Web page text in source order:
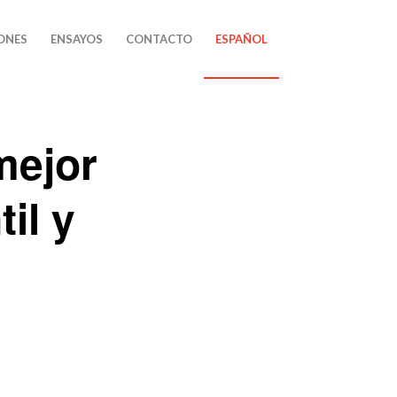
ENSAYOS CONTACTO ESPAÑOL
y